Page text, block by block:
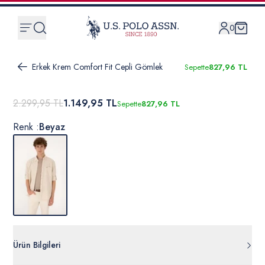
0
Erkek Krem Comfort Fit Cepli Gömlek Sepette827,96 TL
2.299,95 TL1.149,95 TLSepette827,96 TL
Renk :Beyaz
Ürün Bilgileri